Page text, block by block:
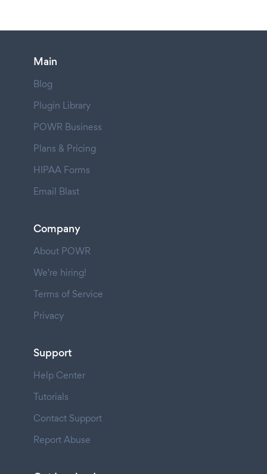
Main
Blog
Plugin Library
POWR Business
Plans & Pricing
HIPAA Forms
Email Blast
Company
About POWR
We're hiring!
Terms of Service
Privacy
Support
Help Center
Tutorials
Contact Support
Report Abuse